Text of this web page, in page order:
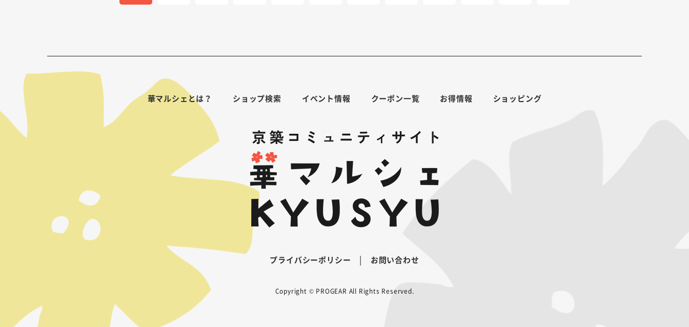
華マルシェとは？ ショップ検索 イベント情報 クーポン一覧 お得情報 ショッピング
プライバシーポリシー | お問い合わせ
Copyright © PROGEAR All Rights Reserved.